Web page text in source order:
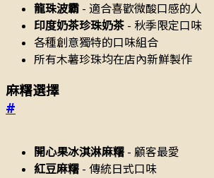
龍珠波霸 - 適合喜歡微酸口感的人
印度奶茶珍珠奶茶 - 秋季限定口味
各種創意獨特的口味組合
所有木薯珍珠均在店內新鮮製作
麻糬選擇
#
開心果冰淇淋麻糬 - 顧客最愛
紅豆麻糬 - 傳統日式口味